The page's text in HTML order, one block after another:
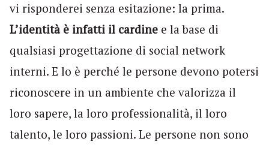
vi risponderei senza esitazione: la prima.
L’identità è infatti il cardinee la base di
qualsiasi progettazione di social network
interni. E lo è perché le persone devono potersi
riconoscere in un ambiente che valorizza il
loro sapere, la loro professionalità, il loro
talento, le loro passioni. Le persone non sono